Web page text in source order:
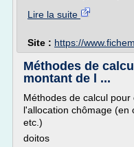
Lire la suite
Site : https://
Méthodes de
montant de l ...
Méthodes de calcul
l'allocation chômage (en
etc.)
doitos